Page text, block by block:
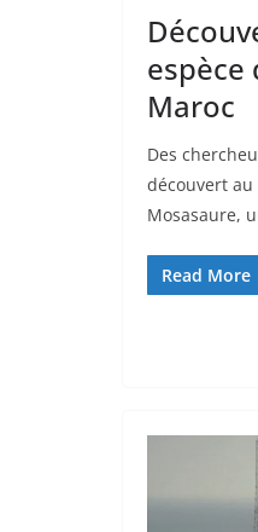
espèce
Maroc
Des
découvert au
Mosasaure,
Read More